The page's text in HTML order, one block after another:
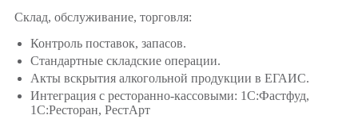
Склад, обслуживание, торговля:
Контроль поставок, запасов.
Стандартные складские операции.
Акты вскрытия алкогольной продукции в ЕГАИС.
Интеграция с ресторанно-кассовыми: 1С:Фастфуд,
1C:Ресторан, РестАрт